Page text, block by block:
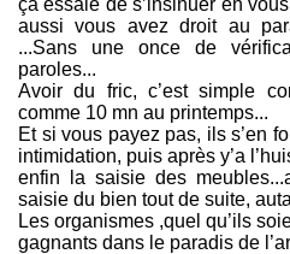
ça essaie de s’insinuer en
aussi vous avez droit au
...Sans une once de
paroles...
Avoir du fric, c’est simple
comme 10 mn au printemps...
Et si vous payez pas, ils s’en
intimidation, puis après y’a
enfin la saisie des
saisie du bien tout de suite,
Les organismes ,quel qu’ils
gagnants dans le paradis de